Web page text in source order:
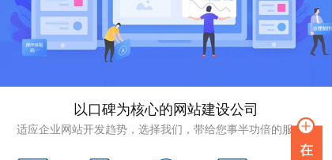
以口碑为核心的网站建设公司
适应企业网站开发趋势，选择我们，带给您事半功倍的服务！